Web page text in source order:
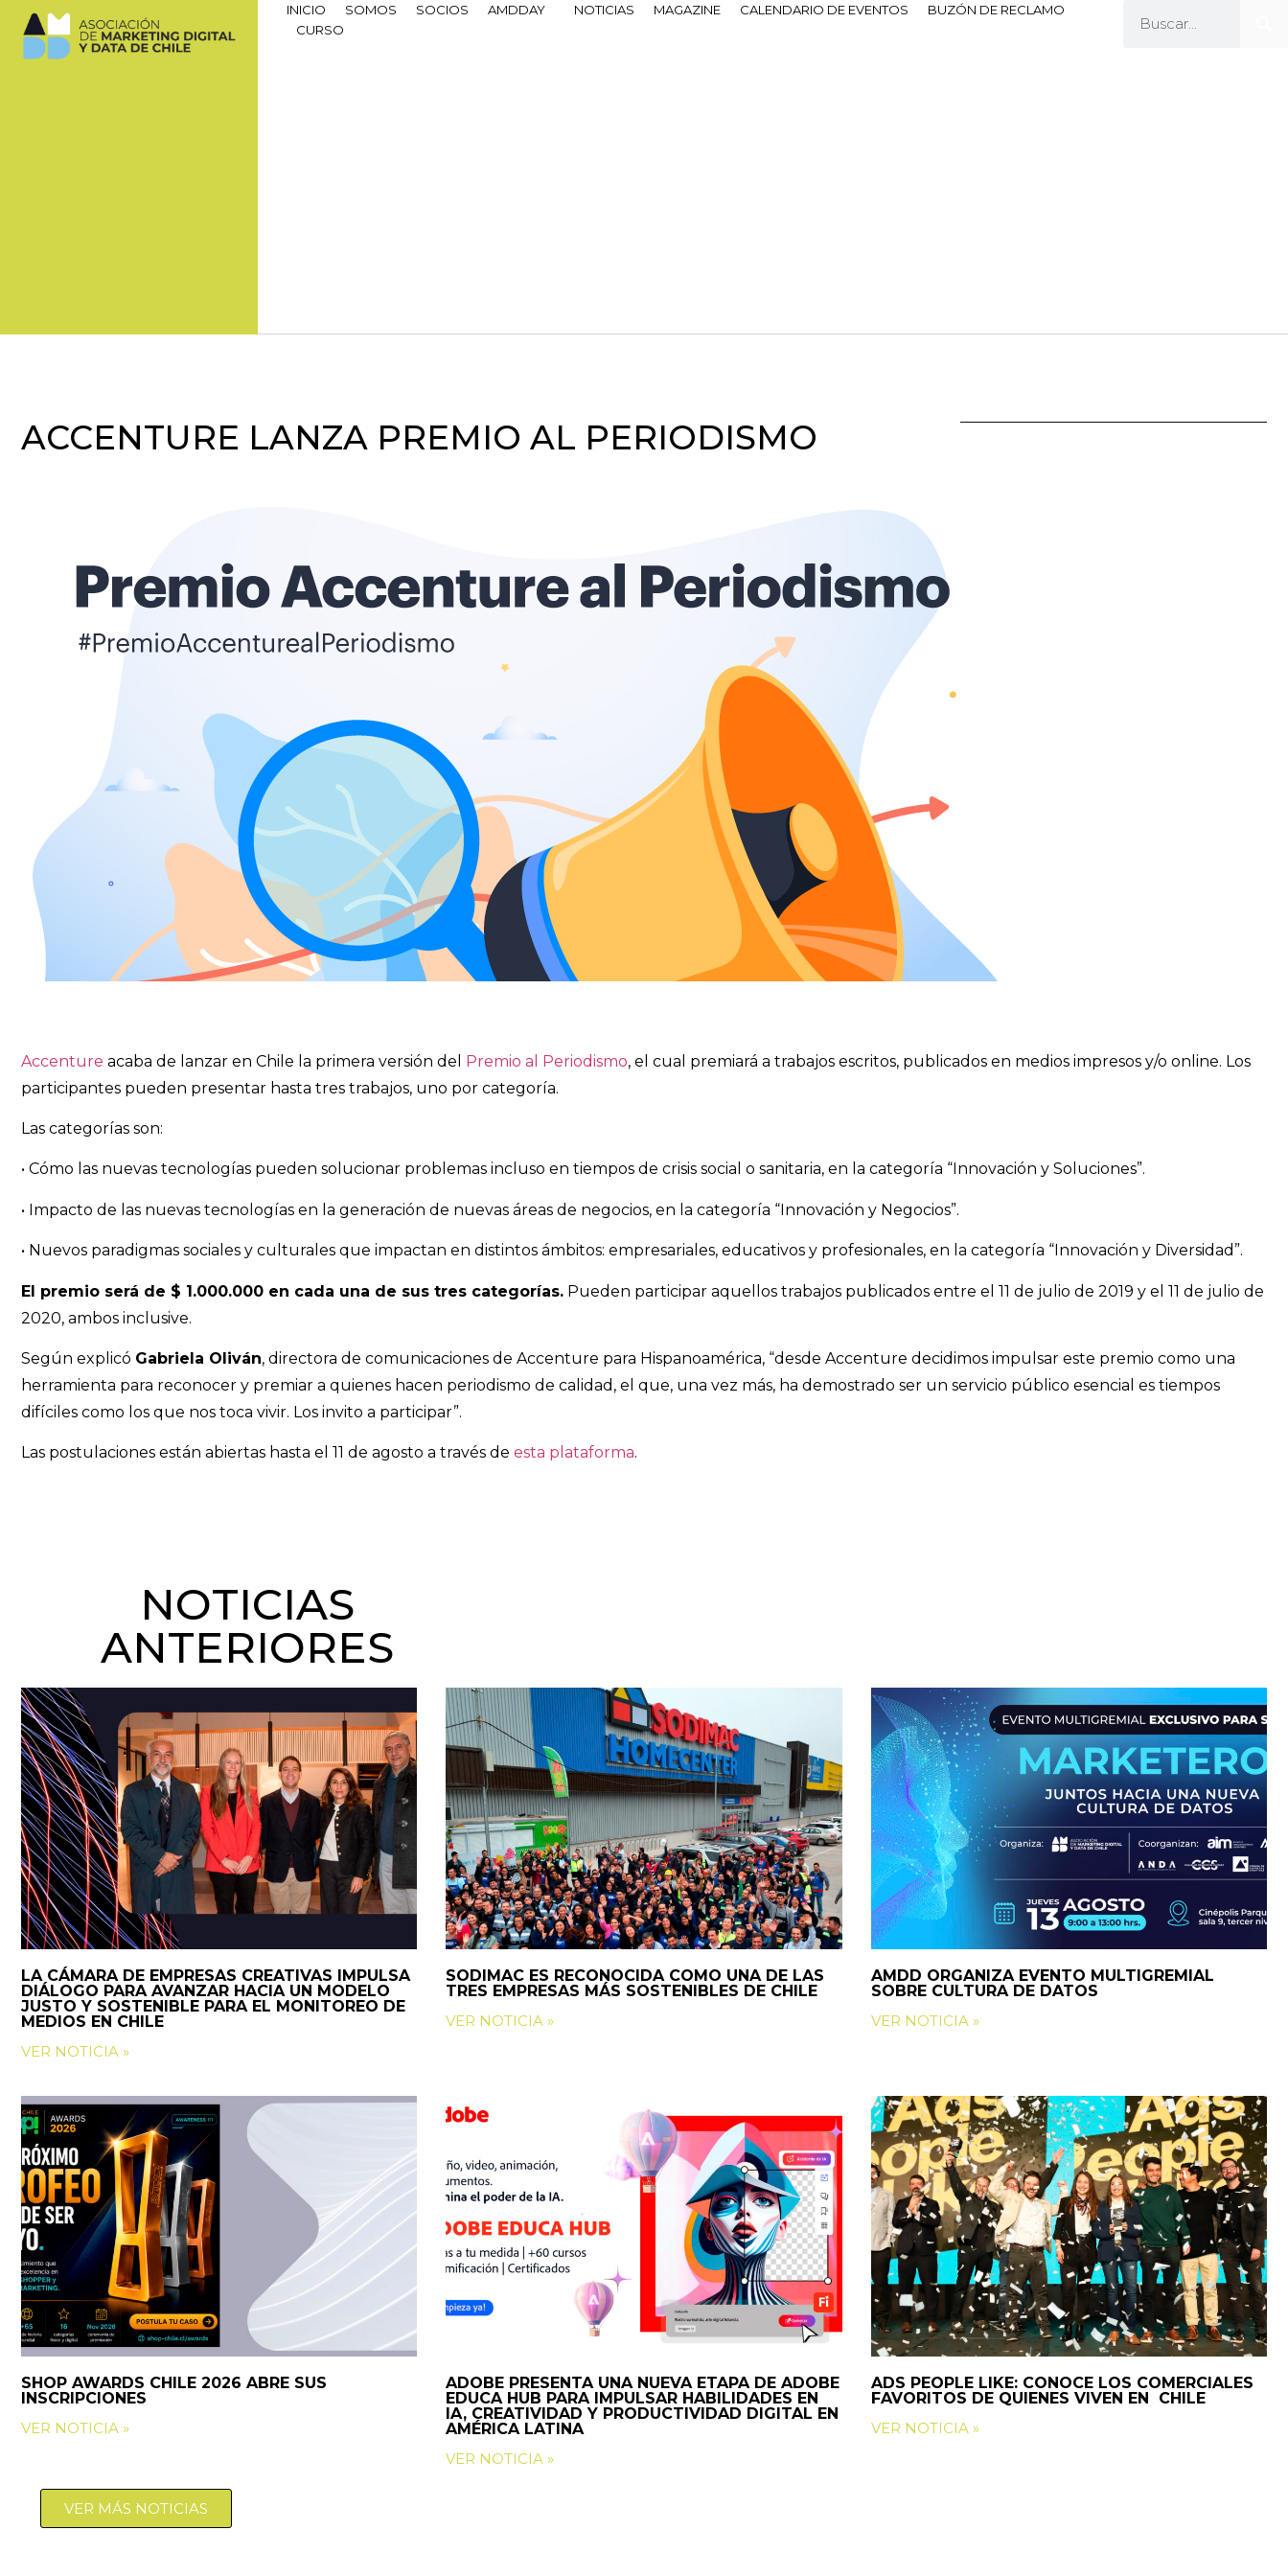
INICIO SOMOS SOCIOS AMDDAY NOTICIAS MAGAZINE CALENDARIO DE EVENTOS
BUZÓN DE RECLAMO
CURSO
ACCENTURE LANZA PREMIO AL PERIODISMO
Accenture acaba de lanzar en Chile la primera versión del Premio al Periodismo, el cual premiará a trabajos escritos, publicados en medios impresos y/o online. Los
participantes pueden presentar hasta tres trabajos, uno por categoría.
Las categorías son:
• Cómo las nuevas tecnologías pueden solucionar problemas incluso en tiempos de crisis social o sanitaria, en la categoría “Innovación y Soluciones”.
• Impacto de las nuevas tecnologías en la generación de nuevas áreas de negocios, en la categoría “Innovación y Negocios”.
• Nuevos paradigmas sociales y culturales que impactan en distintos ámbitos: empresariales, educativos y profesionales, en la categoría “Innovación y Diversidad”.
El premio será de $ 1.000.000 en cada una de sus tres categorías. Pueden participar aquellos trabajos publicados entre el 11 de julio de 2019 y el 11 de julio de
2020, ambos inclusive.
Según explicó Gabriela Oliván, directora de comunicaciones de Accenture para Hispanoamérica, “desde Accenture decidimos impulsar este premio como una
herramienta para reconocer y premiar a quienes hacen periodismo de calidad, el que, una vez más, ha demostrado ser un servicio público esencial es tiempos
difíciles como los que nos toca vivir. Los invito a participar”.
Las postulaciones están abiertas hasta el 11 de agosto a través de esta plataforma.
NOTICIAS
ANTERIORES
LA CÁMARA DE EMPRESAS CREATIVAS IMPULSA
DIÁLOGO PARA AVANZAR HACIA UN MODELO
JUSTO Y SOSTENIBLE PARA EL MONITOREO DE
MEDIOS EN CHILE
VER NOTICIA »
SODIMAC ES RECONOCIDA COMO UNA DE LAS
TRES EMPRESAS MÁS SOSTENIBLES DE CHILE
VER NOTICIA »
AMDD ORGANIZA EVENTO MULTIGREMIAL
SOBRE CULTURA DE DATOS
VER NOTICIA »
SHOP AWARDS CHILE 2026 ABRE SUS
INSCRIPCIONES
VER NOTICIA »
ADOBE PRESENTA UNA NUEVA ETAPA DE ADOBE
EDUCA HUB PARA IMPULSAR HABILIDADES EN
IA, CREATIVIDAD Y PRODUCTIVIDAD DIGITAL EN
AMÉRICA LATINA
VER NOTICIA »
ADS PEOPLE LIKE: CONOCE LOS COMERCIALES
FAVORITOS DE QUIENES VIVEN EN CHILE
VER NOTICIA »
VER MÁS NOTICIAS